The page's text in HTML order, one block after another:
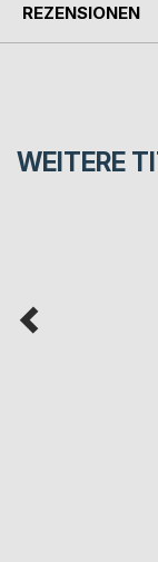
REZENSIONEN
WEITERE